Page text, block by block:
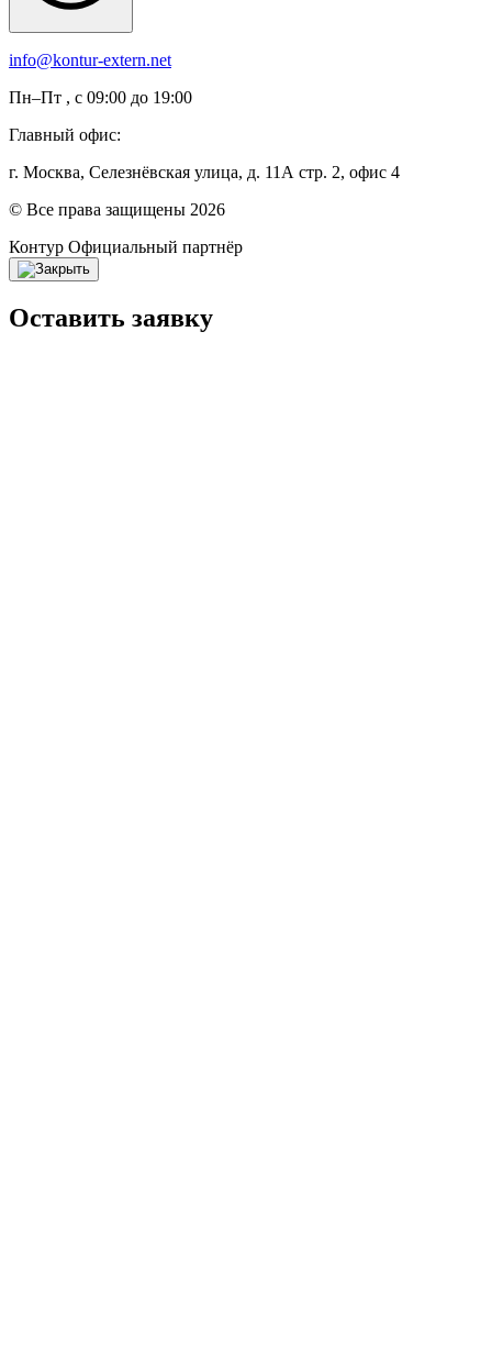
info@kontur-extern.net
Пн–Пт , с 09:00 до 19:00
Главный офис:
г. Москва, Селезнёвская улица, д. 11А стр. 2, офис 4
© Все права защищены 2026
Контур Официальный партнёр
Оставить заявку